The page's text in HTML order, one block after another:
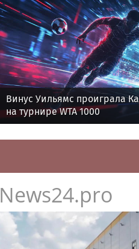
Винус Уильямс проиграла
на турнире WTA 1000
News24.pro